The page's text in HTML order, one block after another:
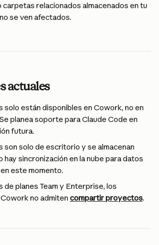
carpetas relacionados almacenados en tu
se ven afectados.
actuales
están disponibles en Cowork, no en
planea soporte para Claude Code en
futura.
solo de escritorio y se almacenan
hay sincronización en la nube para datos
este momento.
de planes Team y Enterprise, los
no admiten compartir proyectos.